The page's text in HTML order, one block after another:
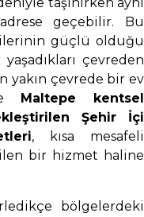
geçebilir. Bu
güçlü olduğu
çevreden
yakın çevrede bir ev
Maltepe kentsel
Şehir İçi
, kısa mesafeli
bir hizmet haline
bölgelerdeki